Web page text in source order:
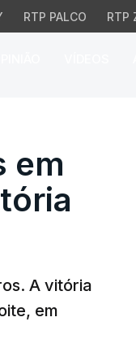
RTP PALCO RTP
em
A vitória
em